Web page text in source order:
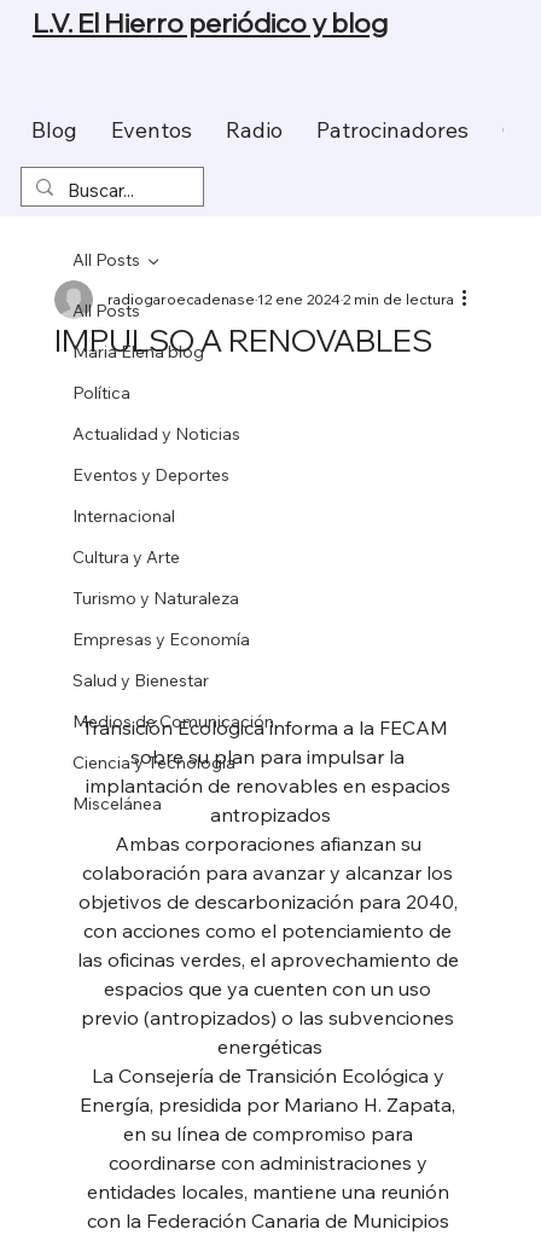
Blog Eventos Radio Patrocinadores
L.V. El Hierro periódico y blog
All Posts
Maria Elena blog
Política
Actualidad y Noticias
Eventos y Deportes
Internacional
Cultura y Arte
Turismo y Naturaleza
Empresas y Economía
Salud y Bienestar
Medios de Comunicación
Ciencia y Tecnología
Miscelánea
All Posts
IMPULSO A RENOVABLES
radiogaroecadenase12 ene 20242 min de lectura
Transición Ecológica informa a la FECAM
sobre su plan para impulsar la
implantación de renovables en espacios
antropizados
Ambas corporaciones afianzan su
colaboración para avanzar y alcanzar los
objetivos de descarbonización para 2040,
con acciones como el potenciamiento de
las oficinas verdes, el aprovechamiento de
espacios que ya cuenten con un uso
previo (antropizados) o las subvenciones
energéticas
La Consejería de Transición Ecológica y
Energía, presidida por Mariano H. Zapata,
en su línea de compromiso para
coordinarse con administraciones y
entidades locales, mantiene una reunión
con la Federación Canaria de Municipios